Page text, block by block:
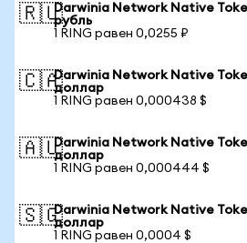
🇷🇺Darwinia Network Native
рубль
1 RING равен 0,0255 ₽
🇨🇦Darwinia Network Native
доллар
1 RING равен 0,000438 $
🇦🇺Darwinia Network Native
доллар
1 RING равен 0,000444 $
🇸🇬Darwinia Network Native
доллар
1 RING равен 0,0004 $